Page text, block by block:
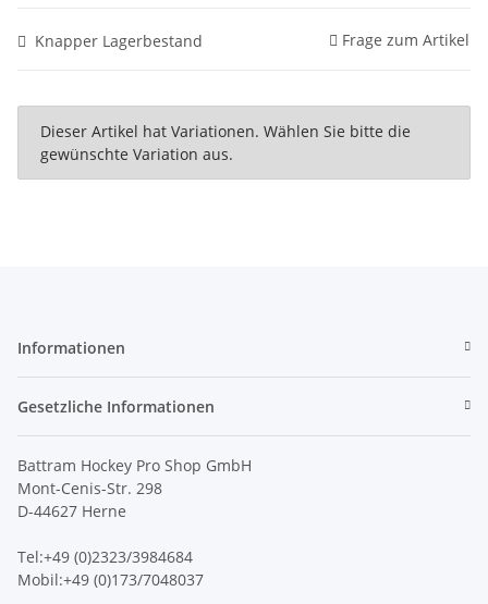
Knapper Lagerbestand Frage zum Artikel
x
Dieser Artikel hat Variationen. Wählen Sie bitte die
gewünschte Variation aus.
Informationen
Gesetzliche Informationen
Battram Hockey Pro Shop GmbH
Mont-Cenis-Str. 298
D-44627 Herne
Tel:+49 (0)2323/3984684
Mobil:+49 (0)173/7048037